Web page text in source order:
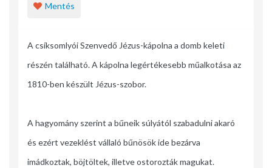
Mentés
A csíksomlyói Szenvedő Jézus-kápolna a domb keleti
részén található. A kápolna legértékesebb műalkotása az
1810-ben készült Jézus-szobor.
A hagyomány szerint a bűneik súlyától szabadulni akaró
és ezért vezeklést vállaló bűnösök ide bezárva
imádkoztak, böjtöltek, illetve ostorozták magukat.